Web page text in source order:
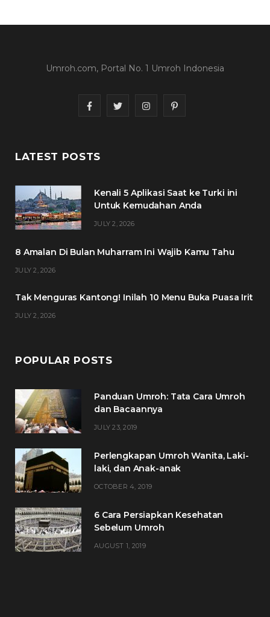
Umroh.com, Portal No. 1 Umroh Indonesia
F
c
b
T
t
I
a
P
e
LATEST POSTS
Kenali 5 Aplikasi Saat ke Turki ini
Untuk Kemudahan Anda
JULY 2, 2026
8 Amalan Di Bulan Muharram Ini Wajib Kamu Tahu
JULY 2, 2026
Tak Menguras Kantong! Inilah 10 Menu Buka Puasa Irit
JULY 2, 2026
POPULAR POSTS
Panduan Umroh: Tata Cara Umroh
dan Bacaannya
JULY 23, 2019
Perlengkapan Umroh Wanita, Laki-
laki, dan Anak-anak
OCTOBER 4, 2019
6 Cara Persiapkan Kesehatan
Sebelum Umroh
AUGUST 1, 2019